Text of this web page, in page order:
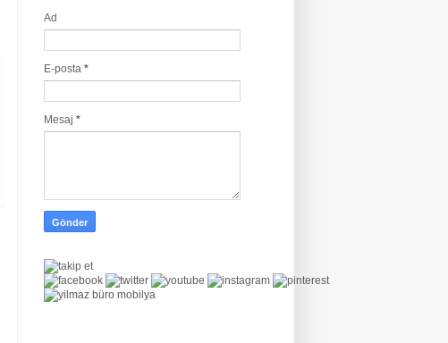
Ad
E-posta *
Mesaj *